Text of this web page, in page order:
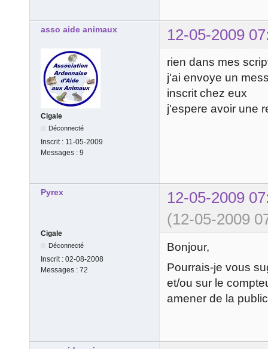
asso aide animaux 12-05-2009
Cigale
Déconnecté
Inscrit : 11-05-2009
Messages : 9
rien dans mes
j'ai envoye un
inscrit chez eux
j'espere avoir une
Pyrex
12-05-2009
(12-05-2009
Cigale
Déconnecté
Inscrit : 02-08-2008
Messages : 72
Bonjour,
Pourrais-je vous
et/ou sur le
amener de la